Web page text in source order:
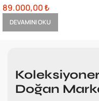
89.000,00₺
DEVAMINI OKU
Doğan